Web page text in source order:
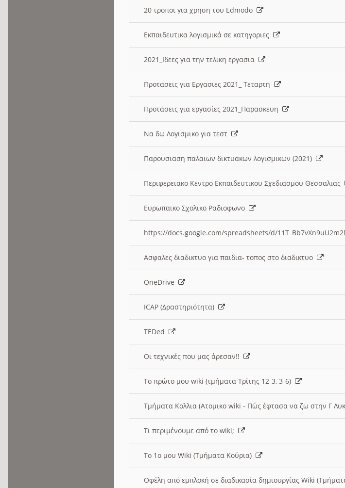
20 τροποι για χρηση του Edmodo
Εκπαιδευτικα λογισμικά σε κατηγοριες
2021_Ιδεες για την τελικη εργασια
Προτασεις για Εργασιες 2021_ Τεταρτη
Προτάσεις για εργασίες 2021_Παρασκευη
Να δω Λογισμικο για τεστ
Παρουσιαση παλαιων δικτυακων λογισμικων (2021)
Περιφερειακο Κεντρο Εκπαιδευτικου Σχεδιασμου Θεσσαλιας
Ευρωπαικο Σχολικο Ραδιοφωνο
https://docs.google.com/spreadsheets/d/
Ασφαλες διαδικτυο για παιδια- τοπος στο διαδικτυο
OneDrive
ICAP (Δραστηριότητα)
TEDed
Οι τεχνικές που μας άρεσαν!!
Το πρώτο μου wiki (τμήματα Τρίτης 12-3, 3-6)
Τμήματα Κολλια (Ατομικο wiki - Πώς έφτασα να ζω στην Γ
Τι περιμένουμε από το wiki;
Το 1ο μου Wiki (Τμήματα Κούρια)
Οφέλη από εμπλοκή σε διαδικασία δημιουργίας Wiki